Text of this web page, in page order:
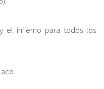
el infierno para todos los